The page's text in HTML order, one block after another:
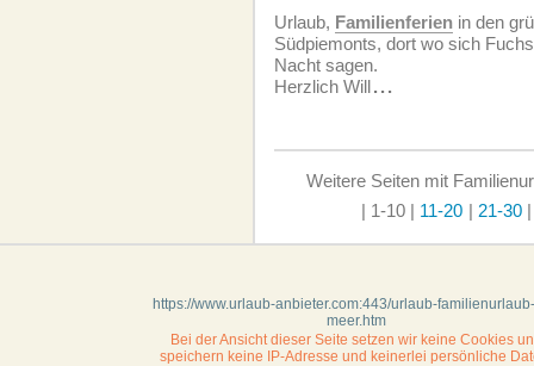
Urlaub, Familienferien in den
Südpiemonts, dort wo sich
Nacht sagen.
Herzlich Will...
Weitere Seiten mit
| 1-10 | 11-20 | 21-30
https://www.urlaub-anbieter.com:443/urlaub-
meer.htm
Bei der Ansicht dieser Seite setzen wir keine Cookies
speichern keine IP-Adresse und keinerlei persönliche